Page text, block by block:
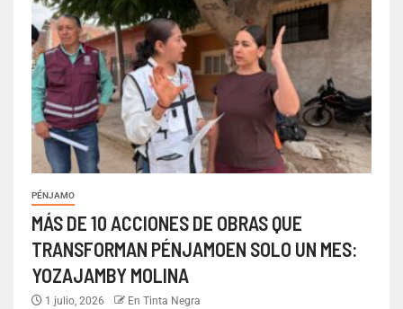
PÉNJAMO
MÁS DE 10 ACCIONES DE OBRAS QUE
TRANSFORMAN PÉNJAMOEN SOLO UN MES:
YOZAJAMBY MOLINA
1 julio, 2026 En Tinta Negra